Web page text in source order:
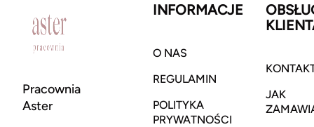
Pracownia
Aster
INFORMACJE
O NAS
REGULAMIN
POLITYKA
PRYWATNOŚCI
JAK